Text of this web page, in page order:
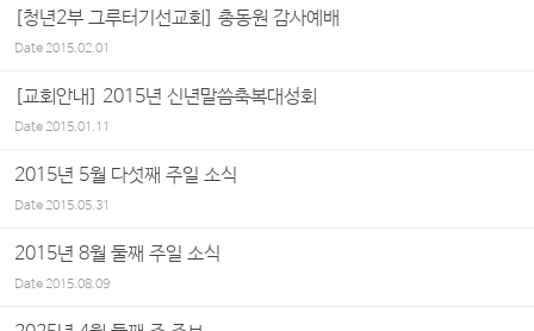
[청년2부 그루터기선교회] 총동원 감사예배
Date2015.02.01
[교회안내] 2015년 신년말씀축복대성회
Date2015.01.11
2015년 5월 다섯째 주일 소식
Date2015.05.31
2015년 8월 둘째 주일 소식
Date2015.08.09